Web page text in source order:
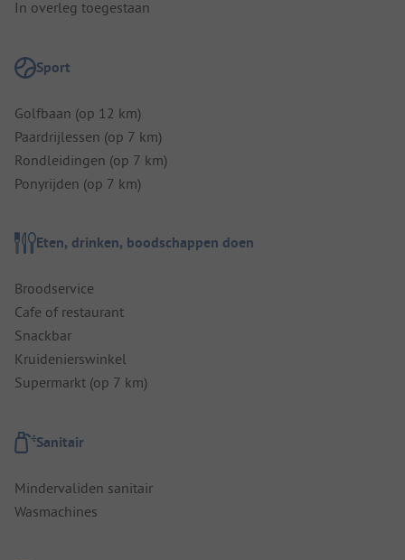
In overleg toegestaan
Sport
Golfbaan (op 12 km)
Paardrijlessen (op 7 km)
Rondleidingen (op 7 km)
Ponyrijden (op 7 km)
Eten, drinken, boodschappen doen
Broodservice
Cafe of restaurant
Snackbar
Kruidenierswinkel
Supermarkt (op 7 km)
Sanitair
Mindervaliden sanitair
Wasmachines